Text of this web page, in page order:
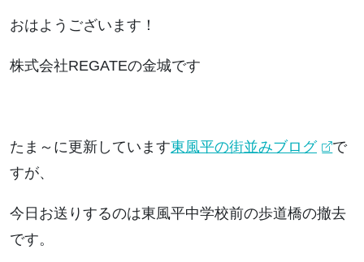
おはようございます！
株式会社REGATEの金城です
たま～に更新しています東風平の街並みブログ
で
すが、
今日お送りするのは東風平中学校前の歩道橋の撤去
です。